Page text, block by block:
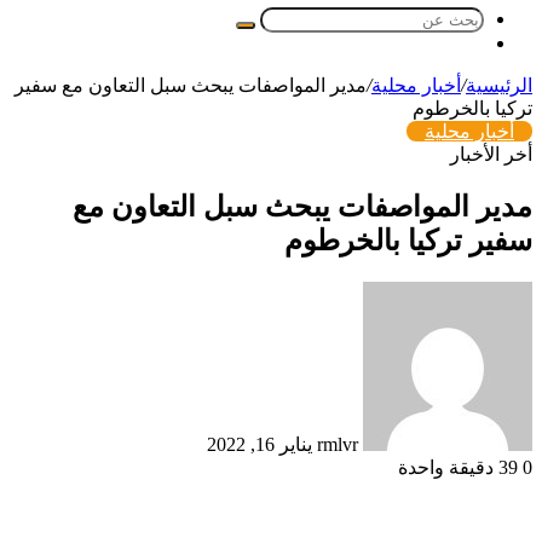
بحث
الرئيسية/ أخبار محلية/مدير المواصفات يبحث سبل التعاون مع سفير
تركيا بالخرطوم
أخبار محلية
أخر الأخبار
مدير المواصفات يبحث سبل التعاون مع
سفير تركيا بالخرطوم
rmlvr يناير 16, 2022
0
دقيقة واحدة